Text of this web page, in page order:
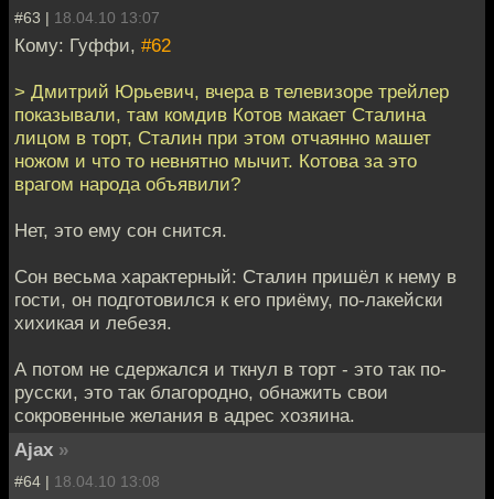
#63 | 18.04.10 13:07
Кому: Гуффи, #62
> Дмитрий Юрьевич, вчера в телевизоре трейлер
показывали, там комдив Котов макает Сталина
лицом в торт, Сталин при этом отчаянно машет
ножом и что то невнятно мычит. Котова за это
врагом народа объявили?
Нет, это ему сон снится.
Сон весьма характерный: Сталин пришёл к нему в
гости, он подготовился к его приёму, по-лакейски
хихикая и лебезя.
А потом не сдержался и ткнул в торт - это так по-
русски, это так благородно, обнажить свои
сокровенные желания в адрес хозяина.
Ajax »
#64 | 18.04.10 13:08